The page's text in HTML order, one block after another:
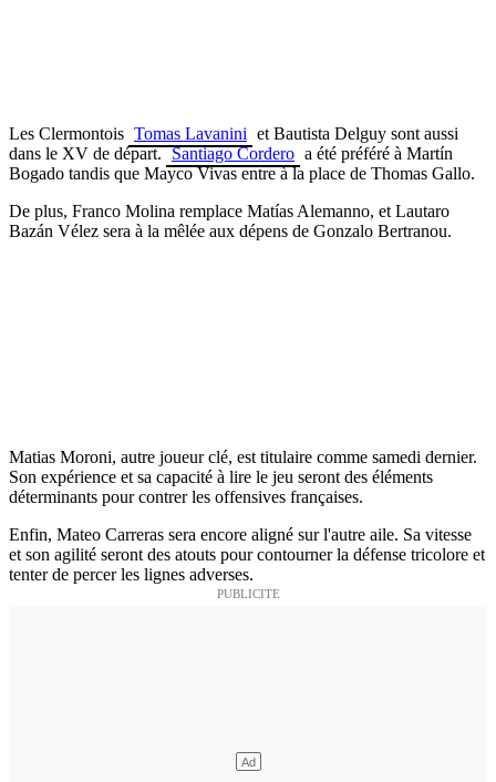
Les Clermontois Tomas Lavanini et Bautista Delguy sont aussi
dans le XV de départ. Santiago Cordero a été préféré à Martín
Bogado tandis que Mayco Vivas entre à la place de Thomas Gallo.
De plus, Franco Molina remplace Matías Alemanno, et Lautaro
Bazán Vélez sera à la mêlée aux dépens de Gonzalo Bertranou.
Matias Moroni, autre joueur clé, est titulaire comme samedi dernier.
Son expérience et sa capacité à lire le jeu seront des éléments
déterminants pour contrer les offensives françaises.
Enfin, Mateo Carreras sera encore aligné sur l'autre aile. Sa vitesse
et son agilité seront des atouts pour contourner la défense tricolore et
tenter de percer les lignes adverses.